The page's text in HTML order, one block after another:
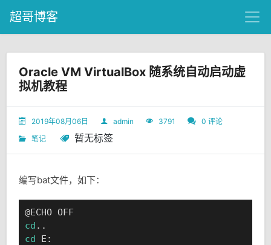
超哥博客
Oracle VM VirtualBox 随系统自动启动虚
拟机教程
2019年08月06日 admin 3791
0 评论
笔记
暂无标签
编写bat文件，如下：
cd
cd